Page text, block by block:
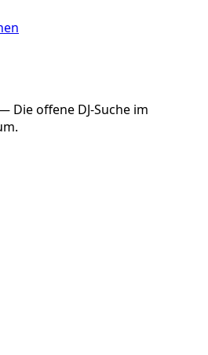
— Die offene DJ-Suche im